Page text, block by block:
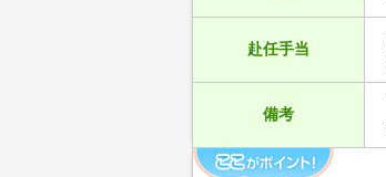
赴任手当
備考